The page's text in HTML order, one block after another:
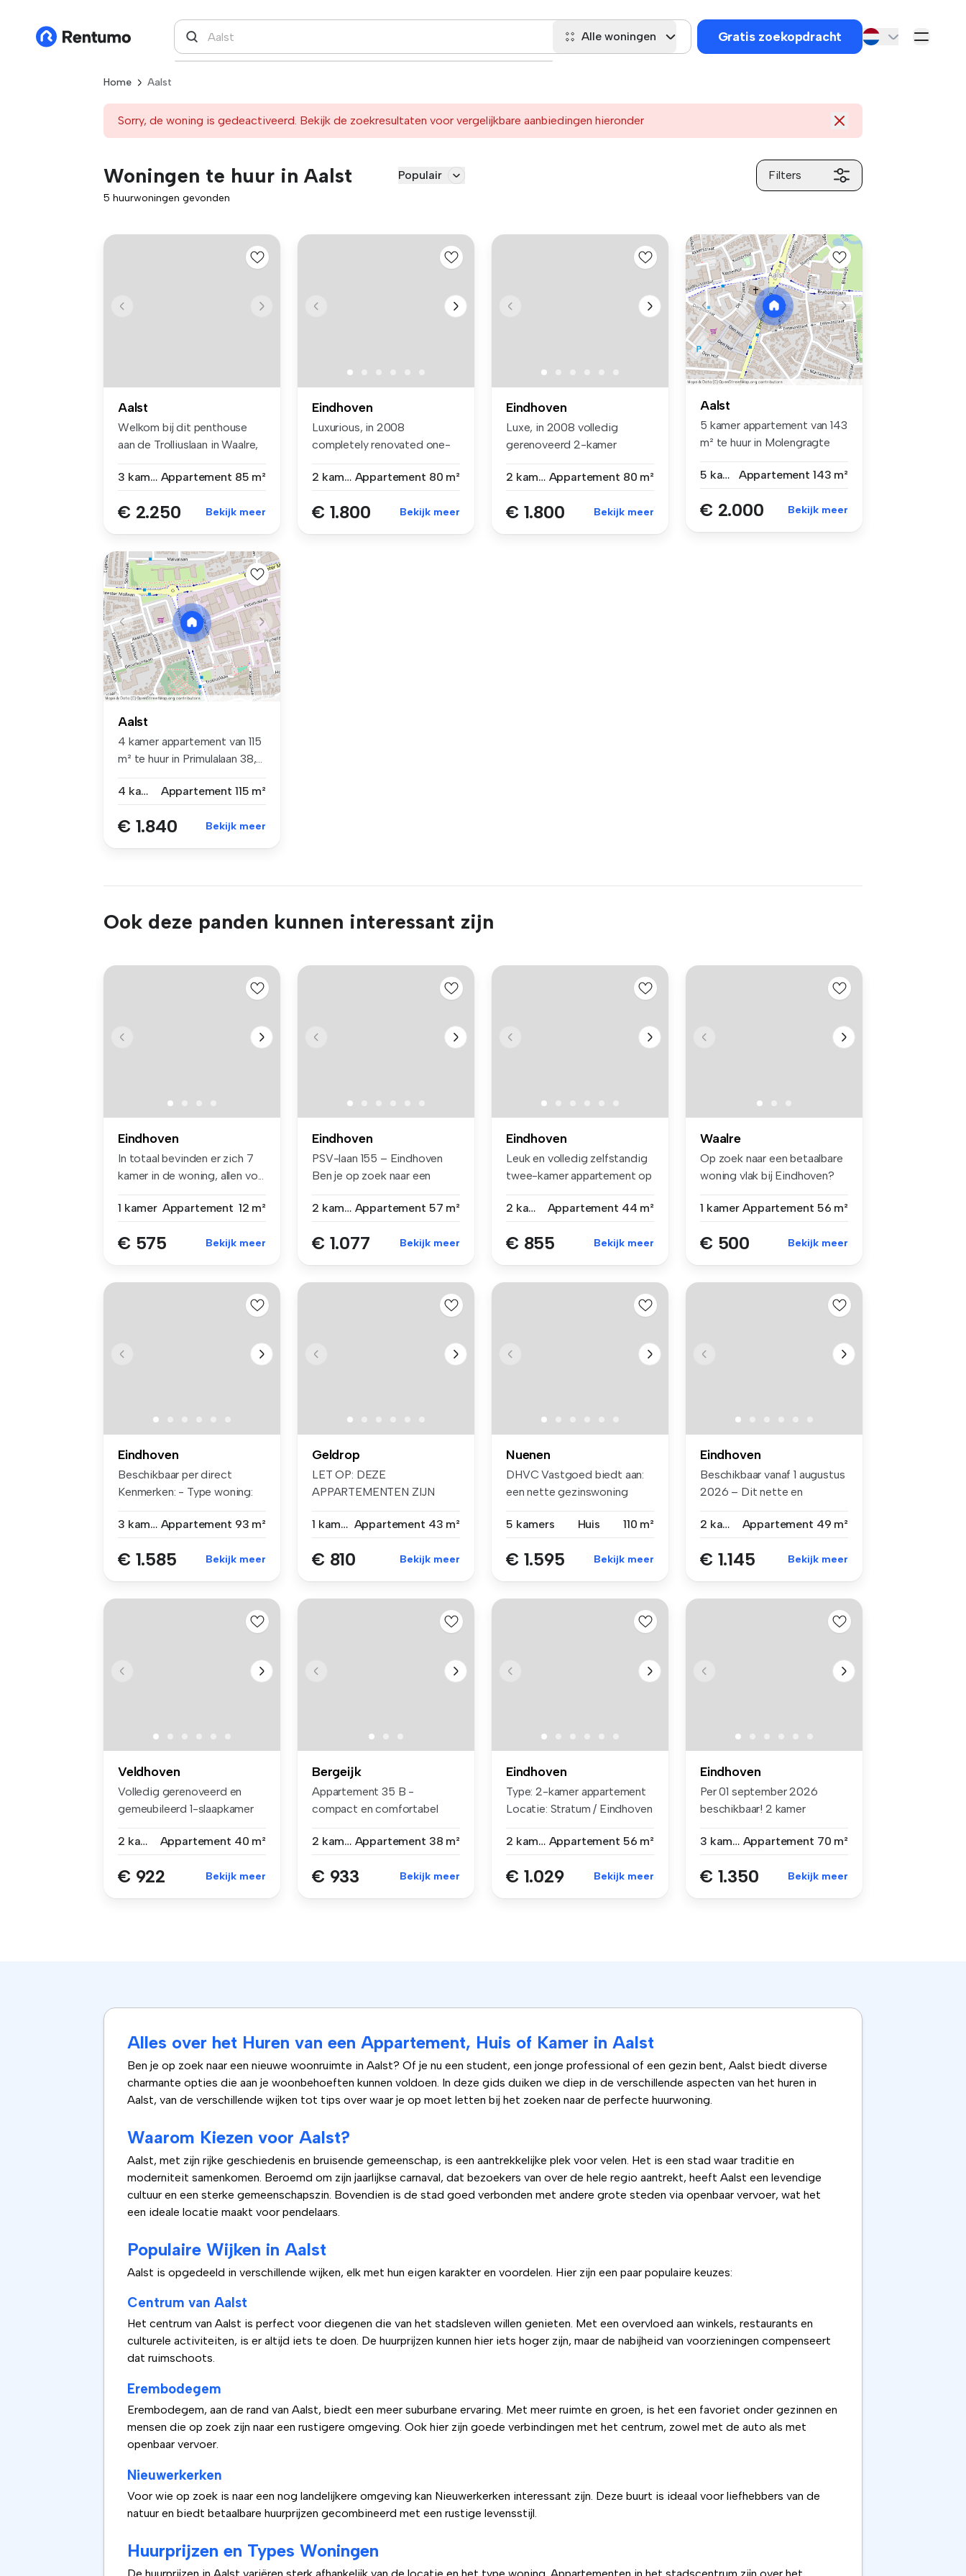
Alle woningen Gratis zoekopdracht
Home Aalst
Sorry, de woning is gedeactiveerd. Bekijk de zoekresultaten voor vergelijkbare aanbiedingen hieronder
Woningen te huur in Aalst Populair Filters
5 huurwoningen gevonden
Aalst
Welkom bij dit penthouse
aan de Trolliuslaan in Waalre,
3 kamers Appartement 85 m²
€ 2.250 Bekijk meer
Eindhoven
Luxurious, in 2008
completely renovated one-
2 kamers Appartement 80 m²
€ 1.800 Bekijk meer
Eindhoven
Luxe, in 2008 volledig
gerenoveerd 2-kamer
2 kamers Appartement 80 m²
€ 1.800 Bekijk meer
Aalst
5 kamer appartement van 143
m² te huur in Molengragte
5 kamers
Appartement 143 m²
€ 2.000 Bekijk meer
Aalst
4 kamer appartement van 115
m² te huur in Primulalaan 38,...
4 kamers Appartement 115 m²
€ 1.840 Bekijk meer
Ook deze panden kunnen interessant zijn
Eindhoven
In totaal bevinden er zich 7
kamer in de woning, allen vo...
1 kamer Appartement 12 m²
€ 575 Bekijk meer
Eindhoven
PSV-laan 155 – Eindhoven
Ben je op zoek naar een
2 kamers Appartement 57 m²
€ 1.077 Bekijk meer
Eindhoven
Leuk en volledig zelfstandig
twee-kamer appartement op
2 kamers
Appartement 44 m²
€ 855 Bekijk meer
Waalre
Op zoek naar een betaalbare
woning vlak bij Eindhoven?
1 kamer Appartement 56 m²
€ 500 Bekijk meer
Eindhoven
Beschikbaar per direct
Kenmerken: - Type woning:
3 kamers Appartement 93 m²
€ 1.585 Bekijk meer
Geldrop
LET OP: DEZE
APPARTEMENTEN ZIJN
MENSEN...
1 kamer Appartement 43 m²
€ 810 Bekijk meer
Nuenen
DHVC Vastgoed biedt aan:
een nette gezinswoning
5 kamers
Huis 110 m²
€ 1.595 Bekijk meer
Eindhoven
Beschikbaar vanaf 1 augustus
2026 – Dit nette en
2 kamers
Appartement 49 m²
€ 1.145 Bekijk meer
Veldhoven
Volledig gerenoveerd en
gemeubileerd 1-slaapkamer
2 kamers
Appartement 40 m²
€ 922 Bekijk meer
Bergeijk
Appartement 35 B -
compact en comfortabel
2 kamers Appartement 38 m²
€ 933 Bekijk meer
Eindhoven
Type: 2-kamer appartement
Locatie: Stratum / Eindhoven
2 kamers Appartement 56 m²
€ 1.029 Bekijk meer
Eindhoven
Per 01 september 2026
beschikbaar! 2 kamer
3 kamers Appartement 70 m²
€ 1.350 Bekijk meer
Alles over het Huren van een Appartement, Huis of Kamer in Aalst
Ben je op zoek naar een nieuwe woonruimte in Aalst? Of je nu een student, een jonge professional of een gezin bent, Aalst biedt diverse
charmante opties die aan je woonbehoeften kunnen voldoen. In deze gids duiken we diep in de verschillende aspecten van het huren in
Aalst, van de verschillende wijken tot tips over waar je op moet letten bij het zoeken naar de perfecte huurwoning.
Waarom Kiezen voor Aalst?
Aalst, met zijn rijke geschiedenis en bruisende gemeenschap, is een aantrekkelijke plek voor velen. Het is een stad waar traditie en
moderniteit samenkomen. Beroemd om zijn jaarlijkse carnaval, dat bezoekers van over de hele regio aantrekt, heeft Aalst een levendige
cultuur en een sterke gemeenschapszin. Bovendien is de stad goed verbonden met andere grote steden via openbaar vervoer, wat het
een ideale locatie maakt voor pendelaars.
Populaire Wijken in Aalst
Aalst is opgedeeld in verschillende wijken, elk met hun eigen karakter en voordelen. Hier zijn een paar populaire keuzes:
Centrum van Aalst
Het centrum van Aalst is perfect voor diegenen die van het stadsleven willen genieten. Met een overvloed aan winkels, restaurants en
culturele activiteiten, is er altijd iets te doen. De huurprijzen kunnen hier iets hoger zijn, maar de nabijheid van voorzieningen compenseert
dat ruimschoots.
Erembodegem
Erembodegem, aan de rand van Aalst, biedt een meer suburbane ervaring. Met meer ruimte en groen, is het een favoriet onder gezinnen en
mensen die op zoek zijn naar een rustigere omgeving. Ook hier zijn goede verbindingen met het centrum, zowel met de auto als met
openbaar vervoer.
Nieuwerkerken
Voor wie op zoek is naar een nog landelijkere omgeving kan Nieuwerkerken interessant zijn. Deze buurt is ideaal voor liefhebbers van de
natuur en biedt betaalbare huurprijzen gecombineerd met een rustige levensstijl.
Huurprijzen en Types Woningen